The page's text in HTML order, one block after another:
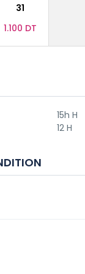
31
1.100 DT
15h H
12 H